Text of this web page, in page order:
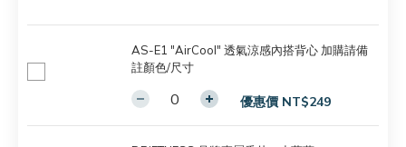
AS-E1 "AirCool" 透氣涼感內搭背心 加購請備
註顏色/尺寸
優惠價 NT$249